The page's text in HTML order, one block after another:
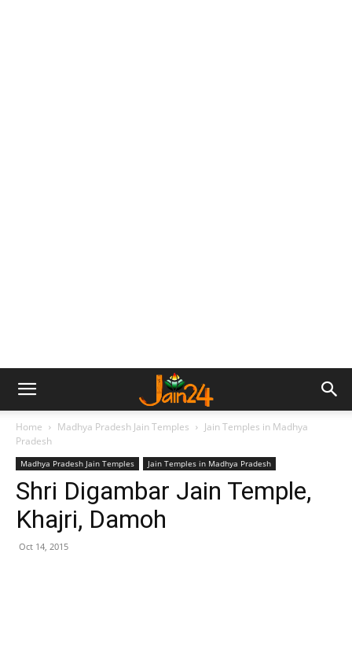
Home Madhya Pradesh Jain Temples
Jain Temples in Madhya
Pradesh
Madhya Pradesh Jain Temples Jain Temples in Madhya Pradesh
Shri Digambar Jain Temple,
Khajri, Damoh
Oct 14, 2015